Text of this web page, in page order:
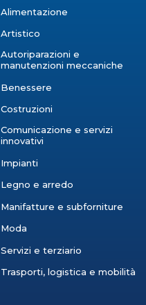
Alimentazione
Artistico
Autoriparazioni e
manutenzioni meccaniche
Benessere
Costruzioni
Comunicazione e servizi
innovativi
Impianti
Legno e arredo
Manifatture e subforniture
Moda
Servizi e terziario
Trasporti, logistica e mobilità